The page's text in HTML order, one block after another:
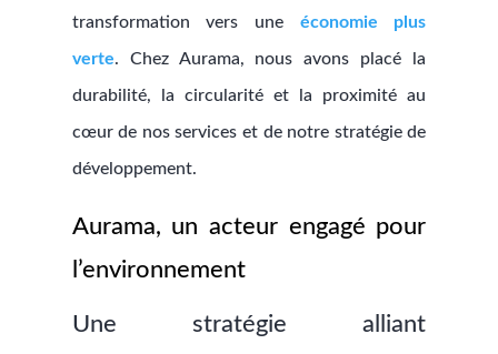
transformation vers une économie plus
verte. Chez Aurama, nous avons placé la
durabilité, la circularité et la proximité au
cœur de nos services et de notre stratégie de
développement.
Aurama, un acteur engagé pour
l’environnement
Une stratégie alliant